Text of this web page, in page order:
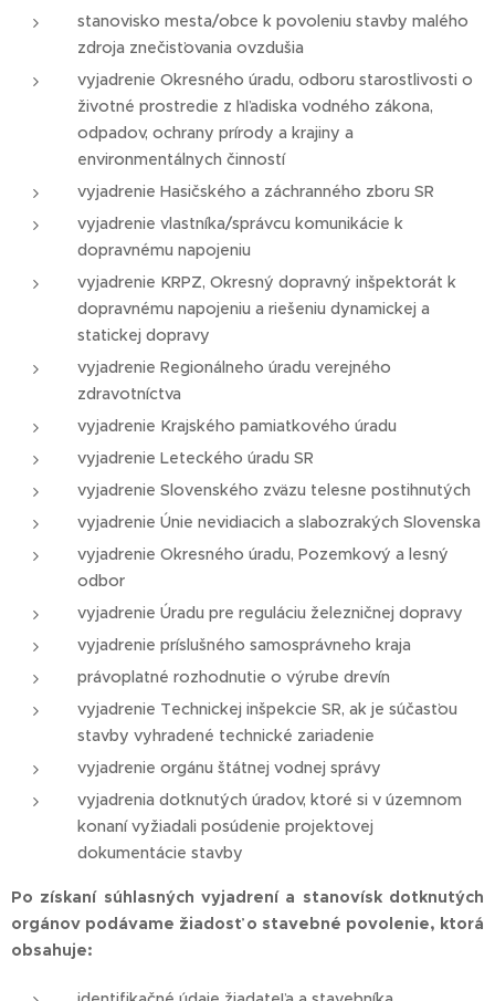
stanovisko mesta/obce k povoleniu stavby malého
zdroja znečisťovania ovzdušia
vyjadrenie Okresného úradu, odboru starostlivosti o
životné prostredie z hľadiska vodného zákona,
odpadov, ochrany prírody a krajiny a
environmentálnych činností
vyjadrenie Hasičského a záchranného zboru SR
vyjadrenie vlastníka/správcu komunikácie k
dopravnému napojeniu
vyjadrenie KRPZ, Okresný dopravný inšpektorát k
dopravnému napojeniu a riešeniu dynamickej a
statickej dopravy
vyjadrenie Regionálneho úradu verejného
zdravotníctva
vyjadrenie Krajského pamiatkového úradu
vyjadrenie Leteckého úradu SR
vyjadrenie Slovenského zväzu telesne postihnutých
vyjadrenie Únie nevidiacich a slabozrakých Slovenska
vyjadrenie Okresného úradu, Pozemkový a lesný
odbor
vyjadrenie Úradu pre reguláciu železničnej dopravy
vyjadrenie príslušného samosprávneho kraja
právoplatné rozhodnutie o výrube drevín
vyjadrenie Technickej inšpekcie SR, ak je súčasťou
stavby vyhradené technické zariadenie
vyjadrenie orgánu štátnej vodnej správy
vyjadrenia dotknutých úradov, ktoré si v územnom
konaní vyžiadali posúdenie projektovej
dokumentácie stavby
Po získaní súhlasných vyjadrení a stanovísk dotknutých
orgánov podávame žiadosť o stavebné povolenie, ktorá
obsahuje: